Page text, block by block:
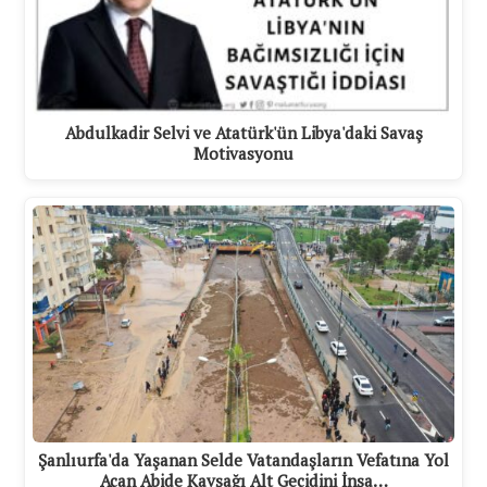
Abdulkadir Selvi ve Atatürk'ün Libya'daki Savaş
Motivasyonu
Şanlıurfa'da Yaşanan Selde Vatandaşların Vefatına Yol
Açan Abide Kavşağı Alt Geçidini İnşa…